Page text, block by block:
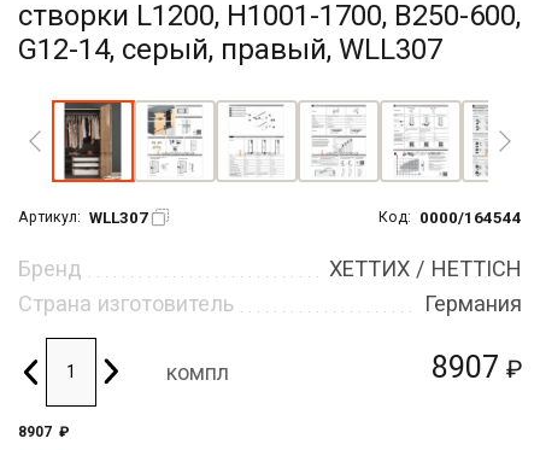
створки L1200, H1001-1700, B250-600,
G12-14, серый, правый, WLL307
Артикул: WLL307 Код: 0000/164544
8907 ₽
Бренд
ХЕТТИХ / HETTICH
Страна изготовитель
Германия
компл
8907 ₽